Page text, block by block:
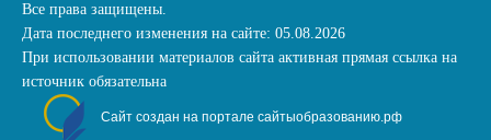
Все права защищены.
Дата последнего изменения на сайте: 05.08.2026
При использовании материалов сайта активная прямая ссылка на
источник обязательна
Сайт создан на портале сайтыобразованию.рф